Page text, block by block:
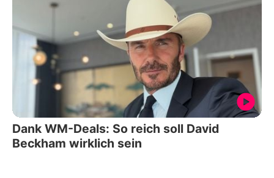
Dank WM-Deals: So reich soll David
Beckham wirklich sein